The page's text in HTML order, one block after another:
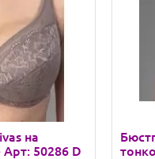
на
50286 D